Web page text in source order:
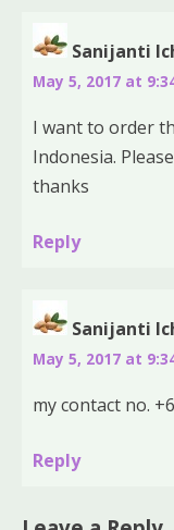
Sanijanti
May 5, 2017 at
I want to order
Indonesia.
thanks
Reply
Sanijanti
May 5, 2017 at
my contact no.
Reply